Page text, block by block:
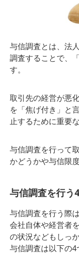
与信調査とは、法
調査することで、
す。
取引先の経営が悪
を「焦げ付き」と
止するために重要
与信調査を行って
かどうかや与信限
与信調査を行う
与信調査を行う際
会社自体や経営者
の状況などもしっ
与信調査は以下の4